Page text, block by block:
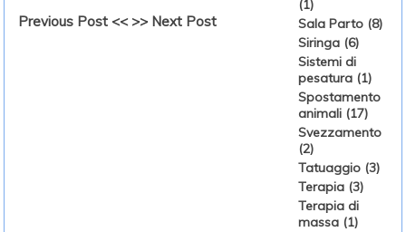
Previous Post << >> Next Post
(1)
Sala Parto (8)
Siringa (6)
Sistemi di
pesatura (1)
Spostamento
animali (17)
Svezzamento
(2)
Tatuaggio (3)
Terapia (3)
Terapia di
massa (1)